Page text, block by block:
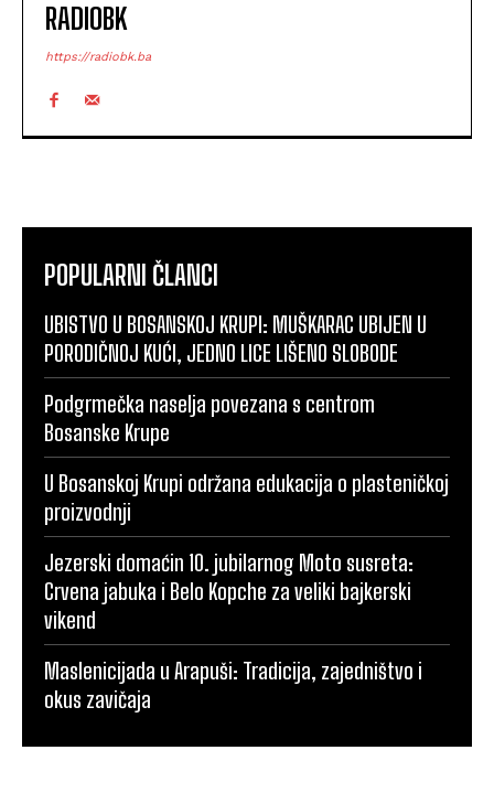
RADIOBK
https://radiobk.ba
POPULARNI ČLANCI
UBISTVO U BOSANSKOJ KRUPI: MUŠKARAC UBIJEN U
PORODIČNOJ KUĆI, JEDNO LICE LIŠENO SLOBODE
Podgrmečka naselja povezana s centrom
Bosanske Krupe
U Bosanskoj Krupi održana edukacija o plasteničkoj
proizvodnji
Jezerski domaćin 10. jubilarnog Moto susreta:
Crvena jabuka i Belo Kopche za veliki bajkerski
vikend
Maslenicijada u Arapuši: Tradicija, zajedništvo i
okus zavičaja